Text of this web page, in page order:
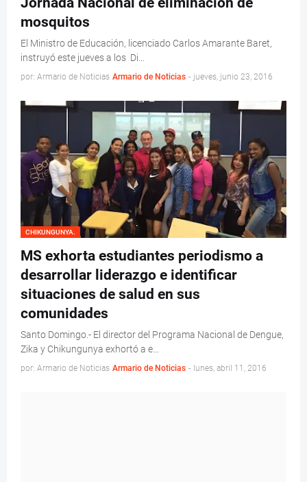
mosquitos
El Ministro de Educación, licenciado Carlos Amarante Baret,
instruyó este jueves a los Di…
por: Armario de Noticias Armario de Noticias - jueves, junio 23, 2016
CHIKUNGUNYA.
MS exhorta estudiantes periodismo a
desarrollar liderazgo e identificar
situaciones de salud en sus
comunidades
Santo Domingo.- El director del Programa Nacional de Dengue,
Zika y Chikungunya exhortó a e…
por: Armario de Noticias Armario de Noticias - lunes, abril 11, 2016